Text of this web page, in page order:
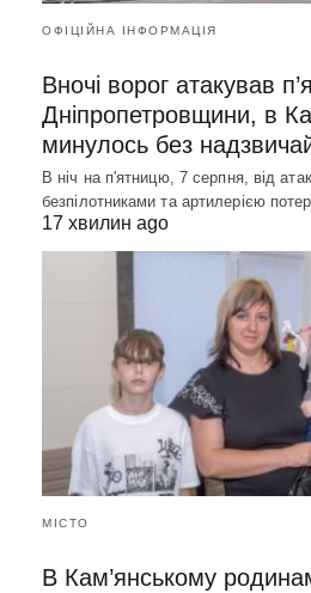
ОФІЦІЙНА ІНФОРМАЦІЯ
Вночі ворог атакував
Дніпропетровщини, в
минулось без
В ніч на п'ятницю, 7 серпня, від
безпілотниками та артилерією
17 хвилин ago
МІСТО
В Кам’янському